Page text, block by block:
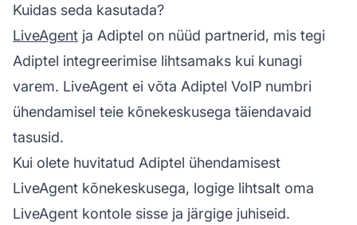
Kuidas seda kasutada?
LiveAgent ja Adiptel on nüüd partnerid, mis tegi
Adiptel integreerimise lihtsamaks kui kunagi
varem. LiveAgent ei võta Adiptel VoIP numbri
ühendamisel teie kõnekeskusega täiendavaid
tasusid.
Kui olete huvitatud Adiptel ühendamisest
LiveAgent kõnekeskusega, logige lihtsalt oma
LiveAgent kontole sisse ja järgige juhiseid.